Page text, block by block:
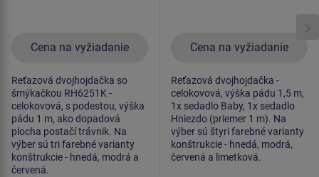
Cena na vyžiadanie
Reťazová dvojhojdačka so
šmýkačkou RH6251K -
celokovová, s podestou, výška
pádu 1 m, ako dopadová
plocha postačí trávnik. Na
výber sú tri farebné varianty
konštrukcie - hnedá, modrá a
červená.
Cena na vyžiadanie
Reťazová dvojhojdačka -
celokovová, výška pádu 1,5 m,
1x sedadlo Baby, 1x sedadlo
Hniezdo (priemer 1 m). Na
výber sú štyri farebné varianty
konštrukcie - hnedá, modrá,
červená a limetková.